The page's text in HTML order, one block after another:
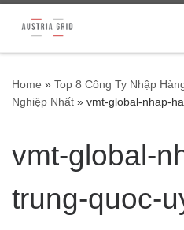
Skip to content
Home » Top 8 Công Ty Nhập
Nghiệp Nhất » vmt-global-nhap-
vmt-global-
trung-quoc-